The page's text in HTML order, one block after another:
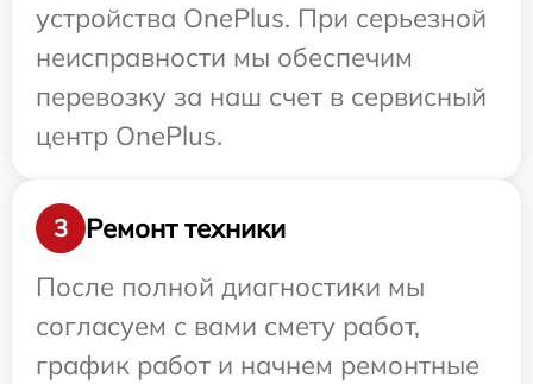
устройства OnePlus. При серьезной
неисправности мы обеспечим
перевозку за наш счет в сервисный
центр OnePlus.
3
Ремонт техники
После полной диагностики мы
согласуем с вами смету работ,
график работ и начнем ремонтные